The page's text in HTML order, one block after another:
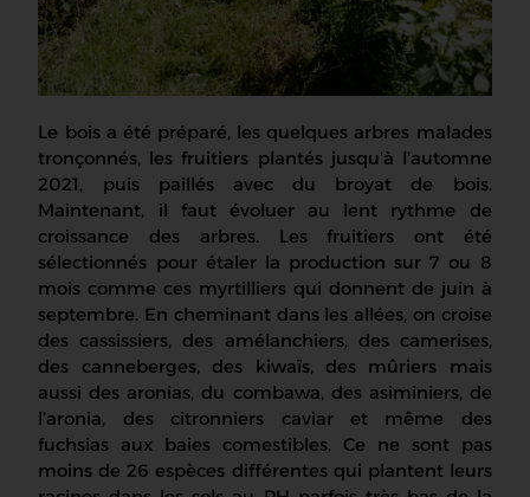
Le bois a été préparé, les quelques arbres malades
tronçonnés, les fruitiers plantés jusqu’à l’automne
2021, puis paillés avec du broyat de bois.
Maintenant, il faut évoluer au lent rythme de
croissance des arbres. Les fruitiers ont été
sélectionnés pour étaler la production sur 7 ou 8
mois comme ces myrtilliers qui donnent de juin à
septembre. En cheminant dans les allées, on croise
des cassissiers, des amélanchiers, des camerises,
des canneberges, des kiwaïs, des mûriers mais
aussi des aronias, du combawa, des asiminiers, de
l’aronia, des citronniers caviar et même des
fuchsias aux baies comestibles. Ce ne sont pas
moins de 26 espèces différentes qui plantent leurs